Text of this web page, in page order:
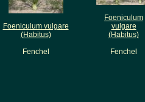
Foeniculum vulgare
(Habitus)
Fenchel
Foeniculum
vulgare
(Habitus)
Fenchel